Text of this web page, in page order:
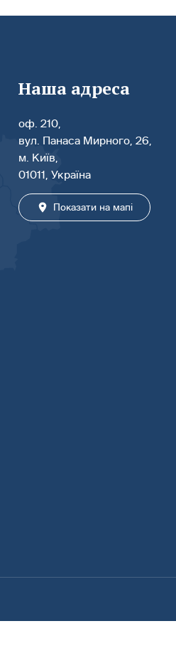
Наша адреса
оф. 210,
вул. Панаса Мирного, 26,
м. Київ,
01011, Україна
Показати на мапі